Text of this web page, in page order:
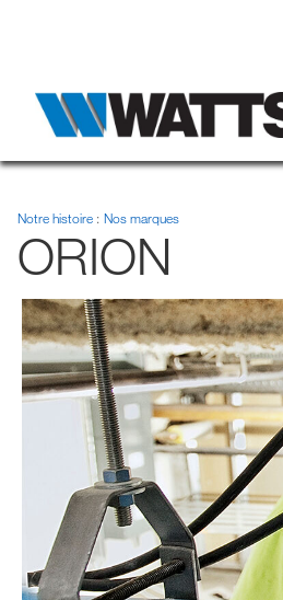
Notre histoire Nos marques
ORION